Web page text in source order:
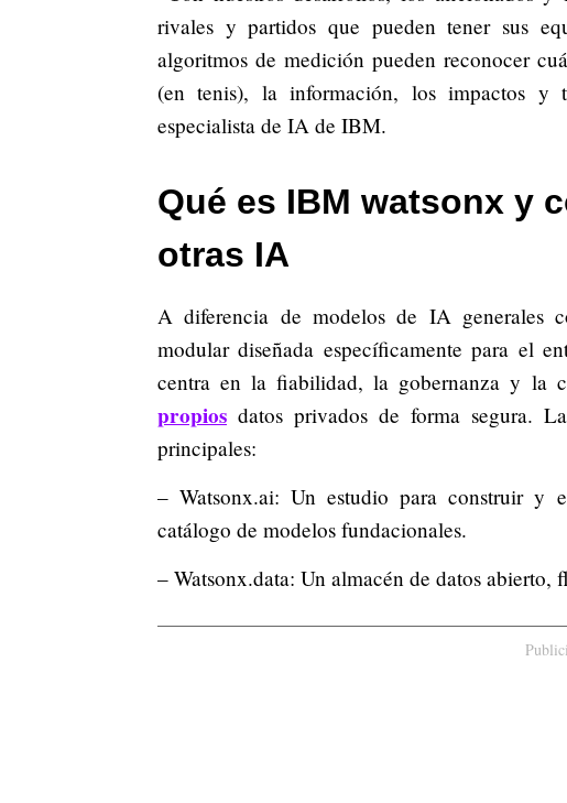
rivales y partidos que pueden tener sus
algoritmos de medición pueden reconocer
(en tenis), la información, los impactos y
especialista de IA de IBM.
Qué es IBM watsonx y
otras IA
A diferencia de modelos de IA generales
modular diseñada específicamente para el
centra en la fiabilidad, la gobernanza y la
propios datos privados de forma segura.
principales:
– Watsonx.ai: Un estudio para construir y
catálogo de modelos fundacionales.
– Watsonx.data: Un almacén de datos